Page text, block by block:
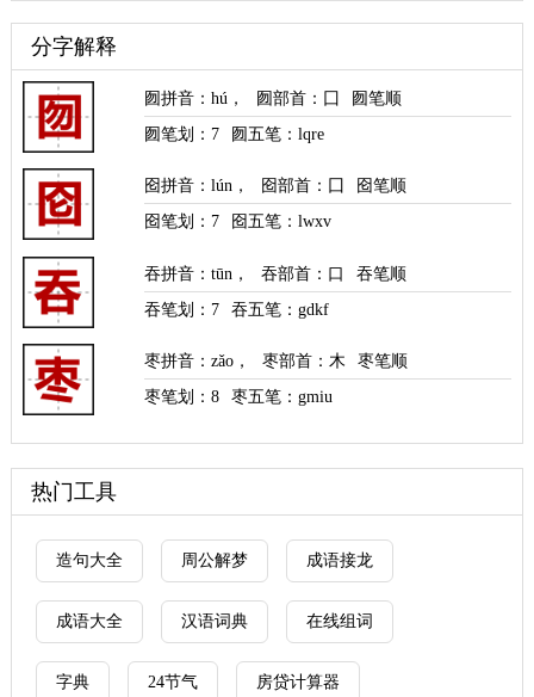
分字解释
囫拼音 ：hú ， 囫部首 ：囗
囫笔顺
囫笔划： 7 囫五笔：lqre
囵拼音 ：lún ， 囵部首 ：囗
囵笔顺
囵笔划： 7 囵五笔：lwxv
吞拼音 ：tūn ， 吞部首 ：口
吞笔顺
吞笔划： 7 吞五笔：gdkf
枣拼音 ：zǎo ， 枣部首 ：木
枣笔顺
枣笔划：8 枣五笔：gmiu
热门工具
造句大全 周公解梦 成语接龙
成语大全 汉语词典 在线组词
字典 24节气 房贷计算器